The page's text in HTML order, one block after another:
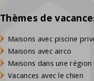
Thèmes de
Maisons avec piscine
Maisons avec airco
Maisons dans une région
Vacances avec le chien